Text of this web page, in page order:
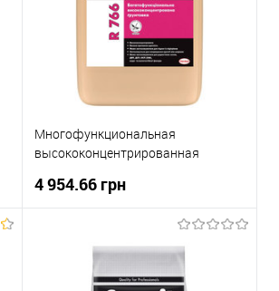
замовлення
Многофункциональная
высококонцентрированная
4 954.66 грн
В корзину
Купити в 1 клік До